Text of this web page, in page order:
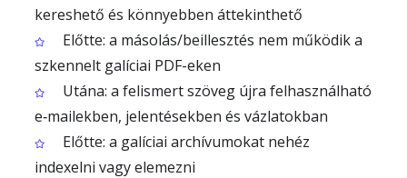
kereshető és könnyebben áttekinthető
Előtte: a másolás/beillesztés nem működik a
szkennelt galíciai PDF-eken
Utána: a felismert szöveg újra felhasználható
e‑mailekben, jelentésekben és vázlatokban
Előtte: a galíciai archívumokat nehéz
indexelni vagy elemezni